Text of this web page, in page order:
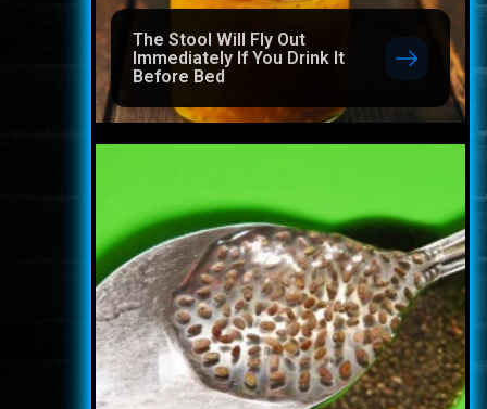
The Stool Will Fly Out
Immediately If You Drink It
Before Bed